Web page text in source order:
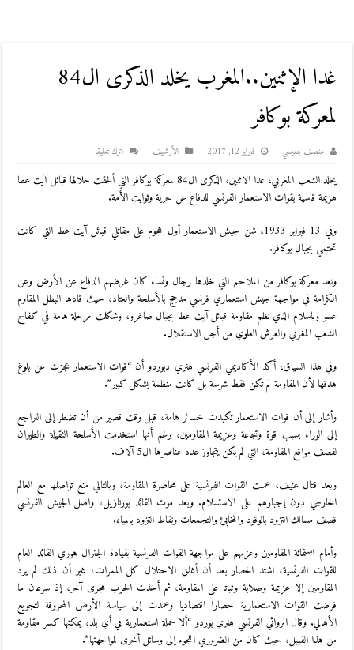
غدا الإثنين..المغرب يخلد الذكرى ال84
لمعركة بوكافر
منصف بنعيسي فبراير 12, 2017 اﻷرشيف اترك تعليقا
يخلد الشعب المغربي، غدا الاثنين، الذكرى ال84 لمعركة بوكافر التي ألحقت خلالها قبائل آيت عطا
هزيمة قاسية بقوات الاستعمار الفرنسي للدفاع عن حرية وثوابت الأمة.
وفي 13 فبراير 1933، شن جيش الاستعمار أول هجوم على مقاتلي قبائل آيت عطا التي كانت
تحتمي بجبال بوكافر.
وتعد معركة بوكافر من الملاحم التي خلدها رجال ونساء كان غرضهم الدفاع عن الأرض وعن
الكرامة في مواجهة جيش استعماري فرنسي مدجج بالأسلحة والعتاد، حيث قادها البطل المقاوم
عسو وباسلام الذي نظم مقاومة قبائل آيت عطا بجبال صاغرو، وشكلت مرحلة هامة في كفاح
الشعب المغربي والعرش العلوي من أجل الاستقلال.
وفي هذا السياق، أكد الأكاديمي الفرنسي هنري دبوردو أن “قوات الاستعمار عجزت عن بلوغ
هدفها لأن المقاومة لم تكن فقط شرسة بل كانت منظمة بشكل كبير”.
وأشار إلى أن قوات الاستعمار تكبدت خسائر هامة، قبل وقت قصير من أن تضطر إلى التراجع
إلى الوراء بسبب قوة وشجاعة وعزيمة المقاومين، رغم أنها استخدمت الأسلحة الثقيلة والطيران
لقصف مواقع المقاومة، التي لم يكن يتجاوز عدد عناصرها ال5 آلاف.
وبعد قتال عنيف، عملت القوات الفرنسية على محاصرة المقاومة، وبالتالي منع تواصلها مع العالم
الخارجي دون إجبارهم على الاستسلام. وبعد موت القائد بورنازيل، واصل الجيش الفرنسي
قصف مسالك التزود بالوقود والمخابئ والتجمعات ونقاط التزود بالمياه.
وأمام استماثة المقاومين وعزمهم على مواجهة القوات الفرنسية بقيادة الجنرال هوري القائد العام
للقوات الفرنسية، اشتد الحصار بعد أن أغلق الاحتلال كل الممرات، غير أن ذلك لم يزد
المقاومين إلا عزيمة وصلابة وثباتا على المقاومة، ثم أخذت الحرب مجرى آخر، إذ سرعان ما
فرضت القوات الاستعمارية حصارا اقتصاديا وعمدت إلى سياسة الأرض المحروقة لتجويع
الأهالي. وقال الروائي الفرنسي هنري بوردو “ألا حملة استعمارية في أي بلد، يمكنها كسر مقاومة
من هذا القبيل، حيث كان من الضروري اللجوء إلى وسائل أخرى لمواجهتها”.